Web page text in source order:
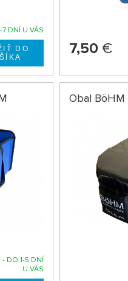
7 DNÍ U VÁS
7,50 €
- DO 1-5 DNÍ
U VÁS
Obal BöHM